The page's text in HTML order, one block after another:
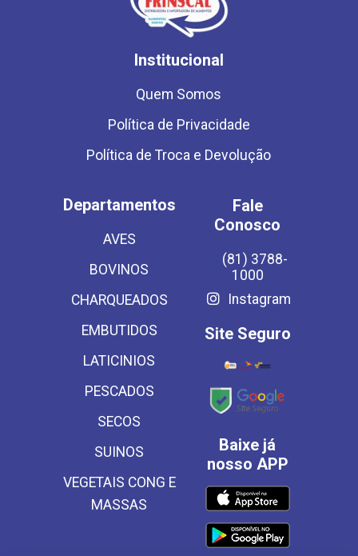
Institucional
Quem Somos
Política de Privacidade
Política de Troca e Devolução
Departamentos
AVES
BOVINOS
CHARQUEADOS
EMBUTIDOS
LATICINIOS
PESCADOS
SECOS
SUINOS
VEGETAIS CONG E
MASSAS
Fale
Conosco
(81) 3788-
1000
Instagram
Site Seguro
Baixe já
nosso APP